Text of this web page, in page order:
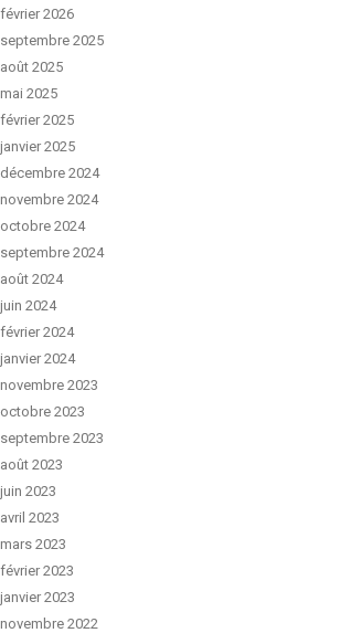
février 2026
septembre 2025
août 2025
mai 2025
février 2025
janvier 2025
décembre 2024
novembre 2024
octobre 2024
septembre 2024
août 2024
juin 2024
février 2024
janvier 2024
novembre 2023
octobre 2023
septembre 2023
août 2023
juin 2023
avril 2023
mars 2023
février 2023
janvier 2023
novembre 2022